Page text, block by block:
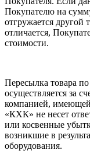
Покупателю на
отгружается другой
отличается,
стоимости.
Пересылка товара
осуществляется за
компанией,
«КХК» не несет
или косвенные
возникшие в
оборудования.